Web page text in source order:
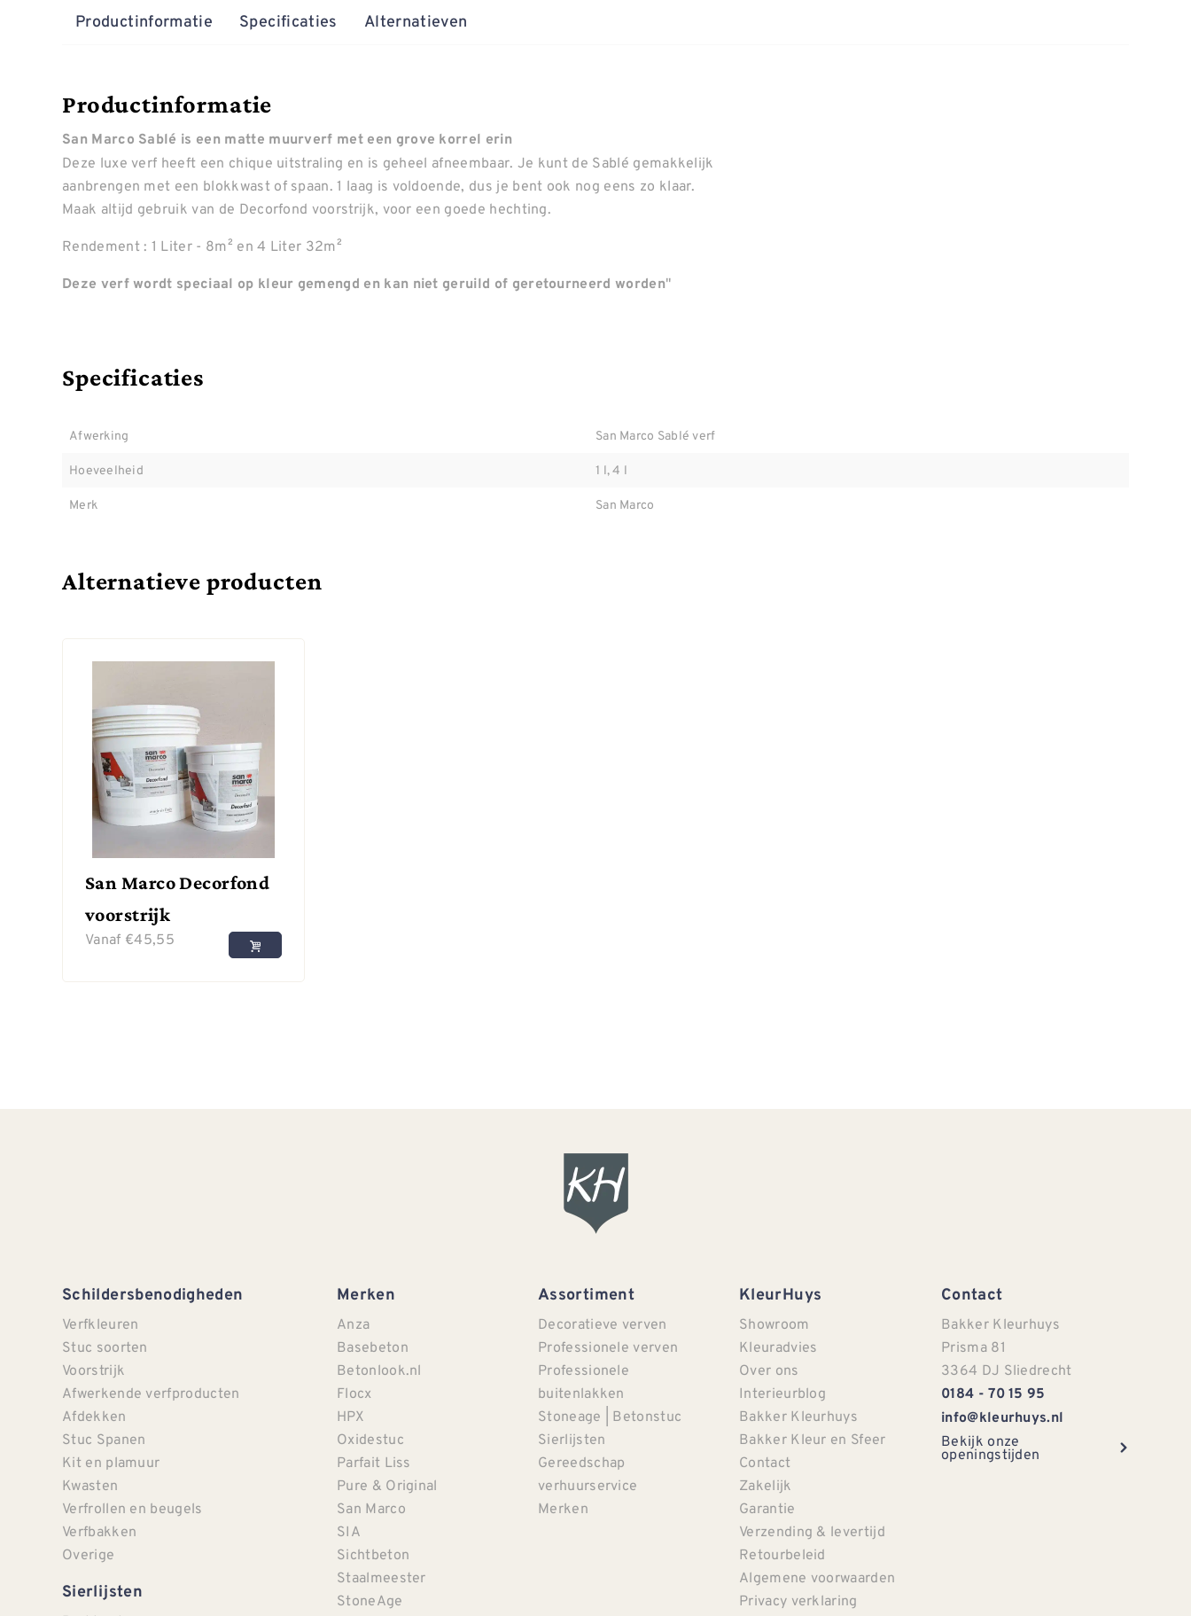
Productinformatie Specificaties Alternatieven
Productinformatie
San Marco Sablé is een matte muurverf met een grove korrel erin
Deze luxe verf heeft een chique uitstraling en is geheel afneembaar. Je kunt de Sablé gemakkelijk
aanbrengen met een blokkwast of spaan. 1 laag is voldoende, dus je bent ook nog eens zo klaar.
Maak altijd gebruik van de Decorfond voorstrijk, voor een goede hechting.
Rendement : 1 Liter - 8m² en 4 Liter 32m²
Deze verf wordt speciaal op kleur gemengd en kan niet geruild of geretourneerd worden"
Specificaties
Afwerking
San Marco Sablé verf
Hoeveelheid
1 l, 4 l
Merk
San Marco
Alternatieve producten
San Marco Decorfond
voorstrijk
Vanaf €45,55
Schildersbenodigheden
Verfkleuren
Stuc soorten
Voorstrijk
Afwerkende verfproducten
Afdekken
Stuc Spanen
Kit en plamuur
Kwasten
Verfrollen en beugels
Verfbakken
Overige
Sierlijsten
Merken
Anza
Basebeton
Betonlook.nl
Flocx
HPX
Oxidestuc
Parfait Liss
Pure & Original
San Marco
SIA
Sichtbeton
Staalmeester
StoneAge
Assortiment
Decoratieve verven
Professionele verven
Professionele
buitenlakken
Stoneage | Betonstuc
Sierlijsten
Gereedschap
verhuurservice
Merken
KleurHuys
Showroom
Kleuradvies
Over ons
Interieurblog
Bakker Kleurhuys
Bakker Kleur en Sfeer
Contact
Zakelijk
Garantie
Verzending & levertijd
Retourbeleid
Algemene voorwaarden
Privacy verklaring
Contact
Bakker Kleurhuys
Prisma 81
3364 DJ Sliedrecht
0184 - 70 15 95
info@kleurhuys.nl
Bekijk onze
openingstijden